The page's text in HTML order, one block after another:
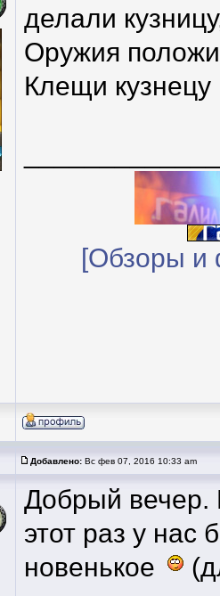
делали
Оружия
Клещи кузнецу
[Обзоры и
Добавлено: Вс фев 07, 2016 10:33 am
Добрый вечер.
этот раз у нас
новенькое